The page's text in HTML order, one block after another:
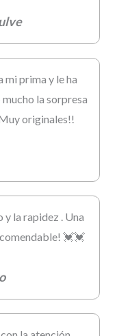
mi prima y le ha
la sorpresa
originales!!
y la rapidez . Una
💓💓